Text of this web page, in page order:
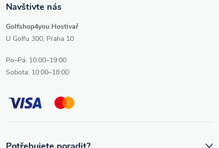
Navštivte nás
Golfshop4you Hostivař
U Golfu 300, Praha 10
Po–Pá: 10:00–19:00
Sobota: 10:00–18:00